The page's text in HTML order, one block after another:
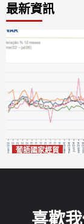
最新資訊
葡語國家經貿
喜歡